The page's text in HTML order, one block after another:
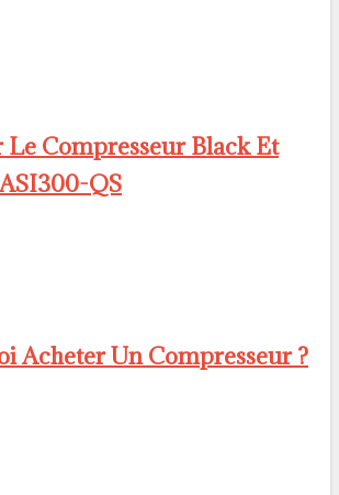
Le Compresseur Black Et
QS
Acheter Un Compresseur ?